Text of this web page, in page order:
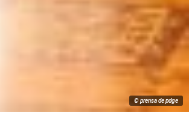
© prensa de pdge